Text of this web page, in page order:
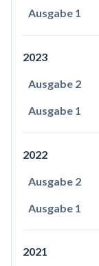
Ausgabe 1
2023
Ausgabe 2
Ausgabe 1
2022
Ausgabe 2
Ausgabe 1
2021